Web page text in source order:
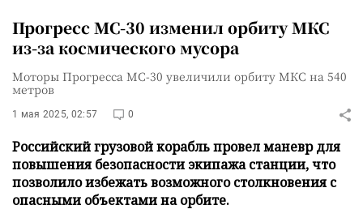
Прогресс МС-30 изменил орбиту МКС
из-за космического мусора
Моторы Прогресса МС-30 увеличили орбиту МКС на 540
метров
1 мая 2025, 02:57 0
Российский грузовой корабль провел маневр для
повышения безопасности экипажа станции, что
позволило избежать возможного столкновения с
опасными объектами на орбите.